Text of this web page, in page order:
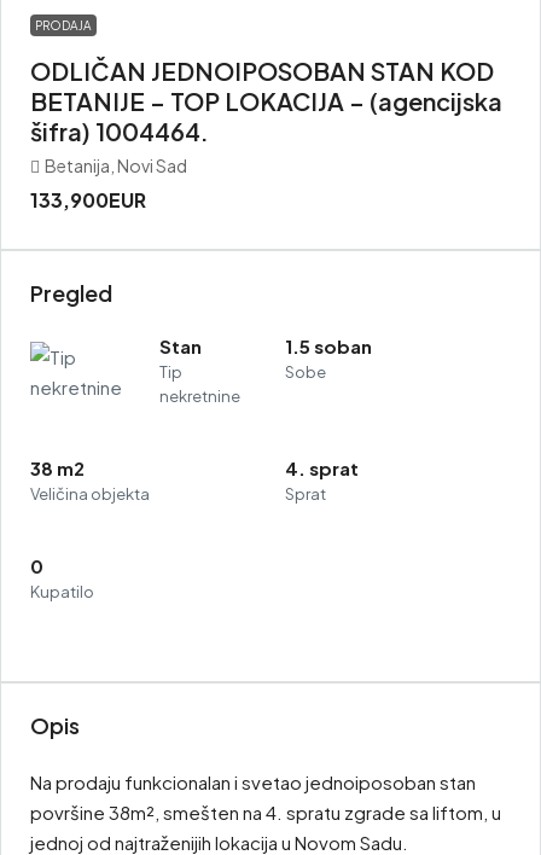
PRODAJA
ODLIČAN JEDNOIPOSOBAN STAN KOD
BETANIJE – TOP LOKACIJA – (agencijska
šifra) 1004464.
Betanija, Novi Sad
133,900EUR
Pregled
Stan
Tip
nekretnine
1.5 soban
Sobe
38 m2
Veličina objekta
4. sprat
Sprat
0
Kupatilo
Opis
Na prodaju funkcionalan i svetao jednoiposoban stan
površine 38m², smešten na 4. spratu zgrade sa liftom, u
jednoj od najtraženijih lokacija u Novom Sadu.